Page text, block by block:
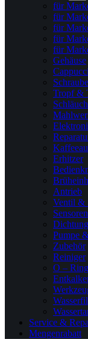
für
für
für
für
für
Gehäuse
Tropf &
Erhitzer
Antrieb
Ventil &
Pumpe
Zubehör
Reiniger
O –
Service &
Mengenrabatt